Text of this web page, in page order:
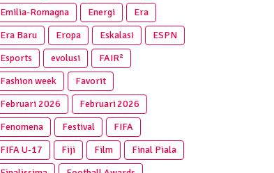
Emilia-Romagna
Energi
Era
Era Baru
Eropa Eskalasi
ESPN
Esports
evolusi
FAIR²
Fashion week
Favorit
Februari 2026
Februari 2026
Fenomena
Festival
FIFA
FIFA U-17
Fiji Film
Final Piala